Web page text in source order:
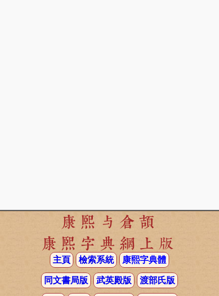
康熙与倉頡
康熙字典網上版
主頁 檢索系統 康熙字典體
同文書局版 武英殿版 渡部氏版